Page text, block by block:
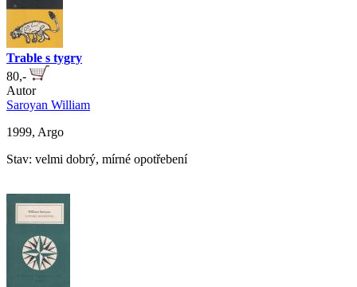
Trable s tygry
80,-
Autor
Saroyan William
1999, Argo
Stav: velmi dobrý, mírné opotřebení